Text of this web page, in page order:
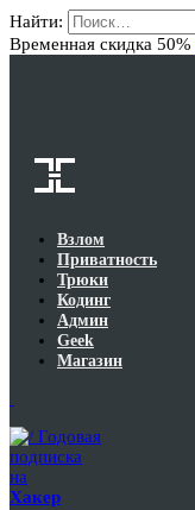
Найти:
Временная скидка 50%
Взлом
Приватность
Трюки
Кодинг
Админ
Geek
Магазин
Годовая
подписка
на
Хакер